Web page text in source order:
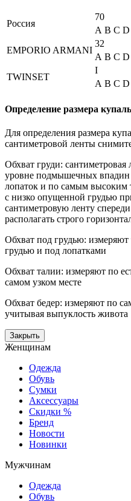
Россия
70
A B C D
EMPORIO ARMANI
32
A B C D
TWINSET
I
A B C D
Определение размера
Для определения размера
сантиметровой ленты
Обхват груди:
уровне подмышечных
лопаток и по самым высоким
с низко опущенной грудью
сантиметровую ленту
располагать строго
Обхват под грудью:
грудью и под лопатками
Обхват талии: измеряют по
самом узком месте
Обхват бедер: измеряют по
учитывая выпуклость живота
Закрыть
Женщинам
Одежда
Обувь
Сумки
Аксессуары
Скидки %
Бренд
Новости
Новинки
Мужчинам
Одежда
Обувь